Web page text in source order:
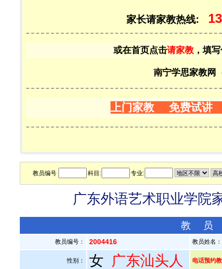
家长请家教热线:
或在首页点击请家教 ，填
南宁学思家教网
上门家教 免费试讲
教员编号 科目: 专业:
广东外语艺术职业学院
教
教员编号： 2004416 教员姓名
性别： 女 广东汕头人 电话预约